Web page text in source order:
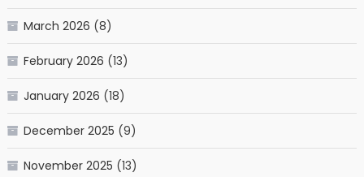
March 2026 (8)
February 2026 (13)
January 2026 (18)
December 2025 (9)
November 2025 (13)